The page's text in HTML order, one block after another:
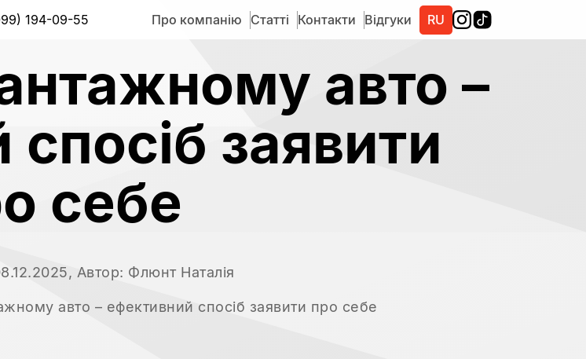
194-09-55 Про компанію Статті Контакти Відгуки RU
авто –
заявити
себе
, Автор: Флюнт Наталія
авто – ефективний спосіб заявити про себе